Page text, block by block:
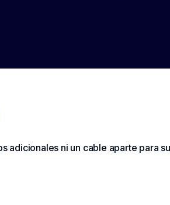
ni un cable aparte para